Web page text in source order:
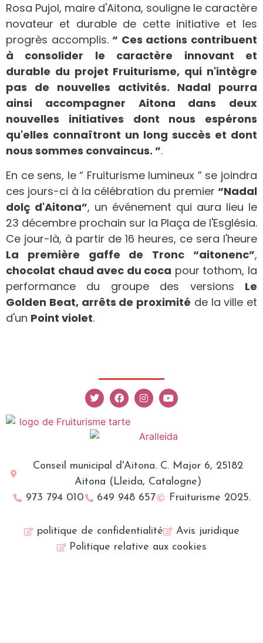
Rosa Pujol, maire d'Aitona, souligne le caractère
novateur et durable de cette initiative et les
progrès accomplis. “ Ces actions contribuent
à consolider le caractère innovant et
durable du projet Fruiturisme, qui n'intègre
pas de nouvelles activités. Nadal pourra
ainsi accompagner Aitona dans deux
nouvelles initiatives dont nous espérons
qu'elles connaîtront un long succès et dont
nous sommes convaincus. ”.
En ce sens, le “ Fruiturisme lumineux ” se joindra
ces jours-ci à la célébration du premier “Nadal
dolç d'Aitona”, un événement qui aura lieu le
23 décembre prochain sur la Plaça de l'Església.
Ce jour-là, à partir de 16 heures, ce sera l'heure
La première gaffe de Tronc “aitonenc”,
chocolat chaud avec du coca pour tothom, la
performance du groupe des versions Le
Golden Beat, arrêts de proximité de la ville et
d'un Point violet.
Conseil municipal d'Aitona. C. Major 6, 25182
Aitona (Lleida, Catalogne)
973 794 010
649 948 657 Fruiturisme 2025.
politique de confidentialité
Avis juridique
Politique relative aux cookies